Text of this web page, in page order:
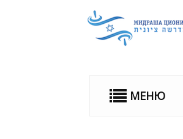
МЕНЮ